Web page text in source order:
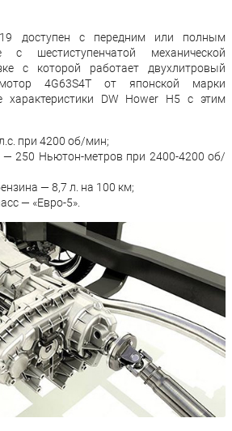
доступен с передним или полным
шестиступенчатой механической
с которой работает двухлитровый
4G63S4T от японской марки
характеристики DW Hower H5 с этим
при 4200 об/мин;
250 Ньютон-метров при 2400-4200 об/
— 8,7 л. на 100 км;
— «Евро-5».